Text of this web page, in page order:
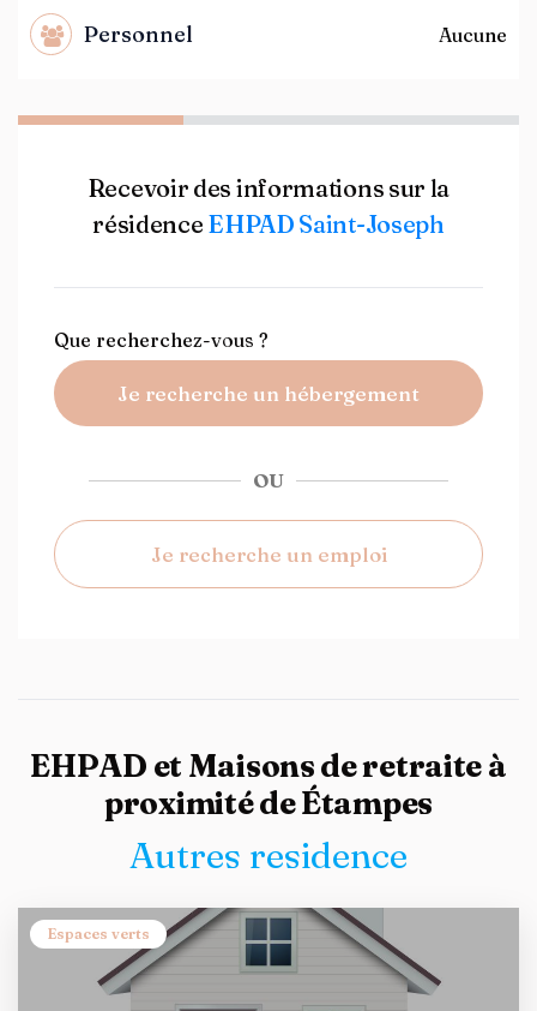
Personnel Aucune
Recevoir des informations sur la
résidence EHPAD Saint-Joseph
Que recherchez-vous ?
Je recherche un hébergement
OU
Je recherche un emploi
EHPAD et Maisons de retraite à
proximité de Étampes
Autres residence
Espaces verts